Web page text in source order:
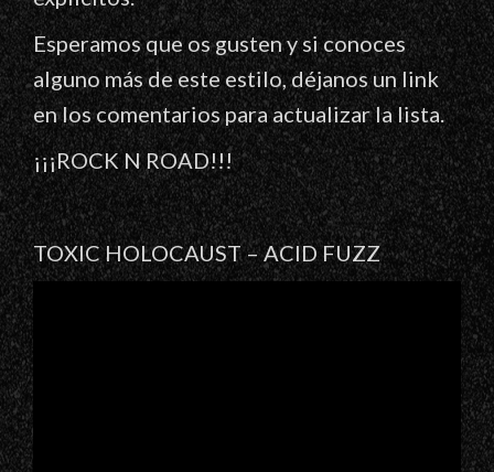
Esperamos que os gusten y si conoces
alguno más de este estilo, déjanos un link
en los comentarios para actualizar la lista.
¡¡¡ROCK N ROAD!!!
TOXIC HOLOCAUST – ACID FUZZ